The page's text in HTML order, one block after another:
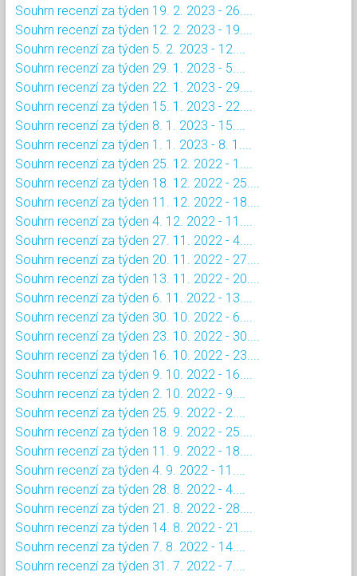
Souhrn recenzí za týden 19. 2. 2023 - 26....
Souhrn recenzí za týden 12. 2. 2023 - 19....
Souhrn recenzí za týden 5. 2. 2023 - 12....
Souhrn recenzí za týden 29. 1. 2023 - 5....
Souhrn recenzí za týden 22. 1. 2023 - 29....
Souhrn recenzí za týden 15. 1. 2023 - 22....
Souhrn recenzí za týden 8. 1. 2023 - 15....
Souhrn recenzí za týden 1. 1. 2023 - 8. 1....
Souhrn recenzí za týden 25. 12. 2022 - 1....
Souhrn recenzí za týden 18. 12. 2022 - 25....
Souhrn recenzí za týden 11. 12. 2022 - 18....
Souhrn recenzí za týden 4. 12. 2022 - 11....
Souhrn recenzí za týden 27. 11. 2022 - 4....
Souhrn recenzí za týden 20. 11. 2022 - 27....
Souhrn recenzí za týden 13. 11. 2022 - 20....
Souhrn recenzí za týden 6. 11. 2022 - 13....
Souhrn recenzí za týden 30. 10. 2022 - 6....
Souhrn recenzí za týden 23. 10. 2022 - 30....
Souhrn recenzí za týden 16. 10. 2022 - 23....
Souhrn recenzí za týden 9. 10. 2022 - 16....
Souhrn recenzí za týden 2. 10. 2022 - 9....
Souhrn recenzí za týden 25. 9. 2022 - 2....
Souhrn recenzí za týden 18. 9. 2022 - 25....
Souhrn recenzí za týden 11. 9. 2022 - 18....
Souhrn recenzí za týden 4. 9. 2022 - 11....
Souhrn recenzí za týden 28. 8. 2022 - 4....
Souhrn recenzí za týden 21. 8. 2022 - 28....
Souhrn recenzí za týden 14. 8. 2022 - 21....
Souhrn recenzí za týden 7. 8. 2022 - 14....
Souhrn recenzí za týden 31. 7. 2022 - 7....